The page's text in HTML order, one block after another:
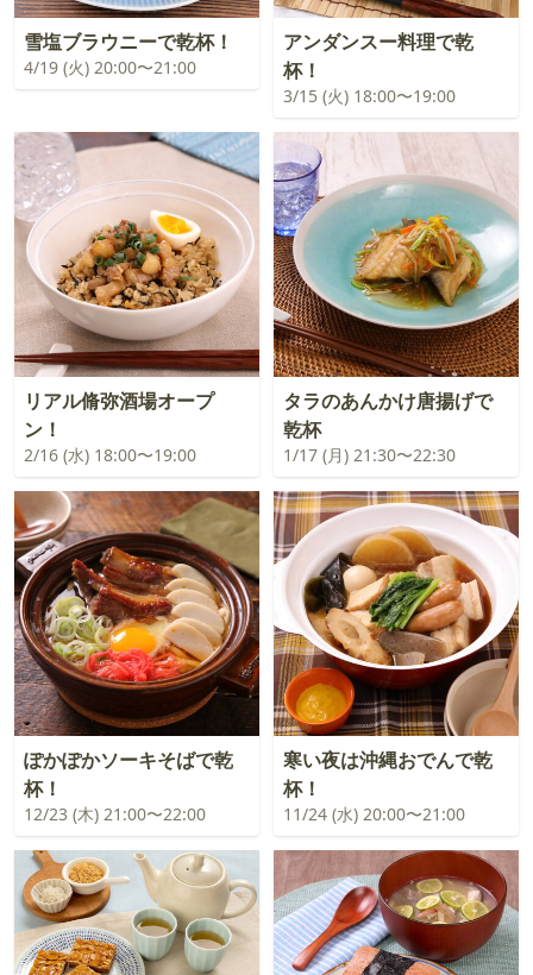
雪塩ブラウニーで乾杯！
4/19 (火) 20:00〜21:00
アンダンスー料理で乾
杯！
3/15 (火) 18:00〜19:00
リアル脩弥酒場オープ
ン！
2/16 (水) 18:00〜19:00
タラのあんかけ唐揚げで
乾杯
1/17 (月) 21:30〜22:30
ぽかぽかソーキそばで乾
杯！
12/23 (木) 21:00〜22:00
寒い夜は沖縄おでんで乾
杯！
11/24 (水) 20:00〜21:00